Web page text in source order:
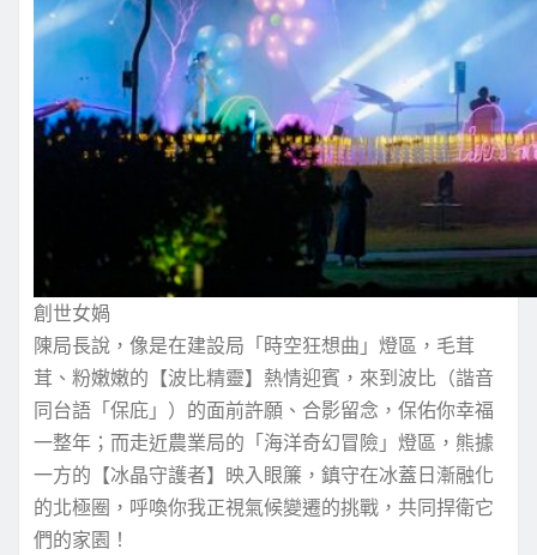
創世女媧
陳局長說，像是在建設局「時空狂想曲」燈區，毛茸
茸、粉嫩嫩的【波比精靈】熱情迎賓，來到波比（諧音
同台語「保庇」）的面前許願、合影留念，保佑你幸福
一整年；而走近農業局的「海洋奇幻冒險」燈區，熊據
一方的【冰晶守護者】映入眼簾，鎮守在冰蓋日漸融化
的北極圈，呼喚你我正視氣候變遷的挑戰，共同捍衛它
們的家園！